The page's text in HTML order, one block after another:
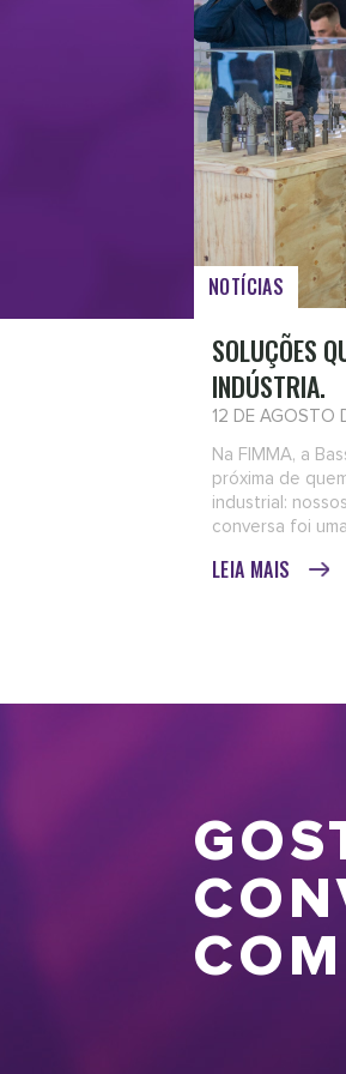
NOTÍCIAS
SOLUÇÕES
INDÚSTRIA.
12 DE AGOSTO
Na FIMMA, a
próxima de
industrial:
conversa foi
LEIA MAIS